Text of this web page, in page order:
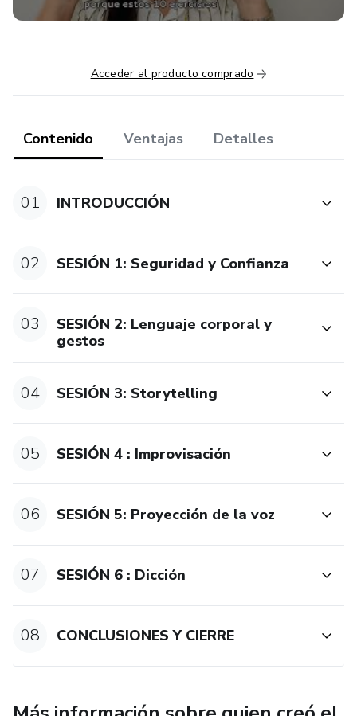
Acceder al producto comprado
Contenido Ventajas Detalles
01 INTRODUCCIÓN
02 SESIÓN 1: Seguridad y Confianza
03
SESIÓN 2: Lenguaje corporal y
gestos
04 SESIÓN 3: Storytelling
05 SESIÓN 4 : Improvisación
06 SESIÓN 5: Proyección de la voz
07 SESIÓN 6 : Dicción
08 CONCLUSIONES Y CIERRE